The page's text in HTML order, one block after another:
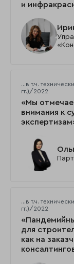
и
…в т.ч.
гг.)/2022
«Мы
внимания к
…в т.ч.
гг.)/2022
для
как на